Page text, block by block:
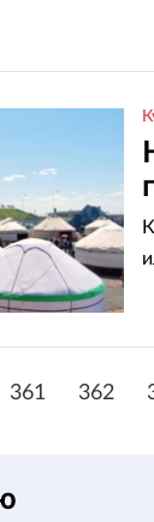
361 362